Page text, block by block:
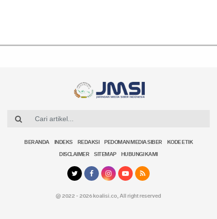
BERANDA INDEKS REDAKSI PEDOMAN MEDIA SIBER KODE ETIK
DISCLAIMER SITEMAP HUBUNGI KAMI
@ 2022 - 2026 koalisi.co, All right reserved